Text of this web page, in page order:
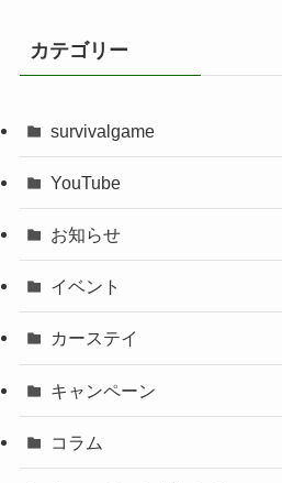
カテゴリー
survivalgame
YouTube
お知らせ
イベント
カーステイ
キャンペーン
コラム